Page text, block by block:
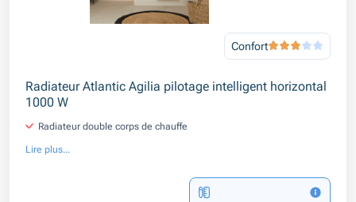
Confort
Radiateur Atlantic Agilia pilotage intelligent horizontal
1000 W
Radiateur double corps de chauffe
Lire plus...